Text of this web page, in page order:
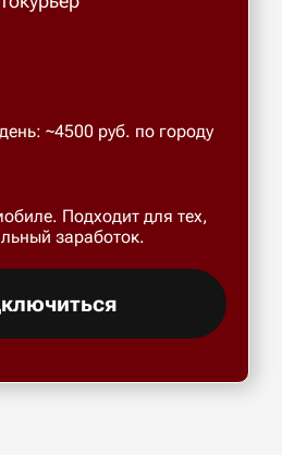
~4500 руб. по городу
Подходит для тех,
заработок.